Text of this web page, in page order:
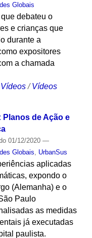
Globais
debateu o
e crianças que
durante a
expositores
a chamada
Vídeos /Vídeos
Planos de Ação e
01/12/2020 —
Globais, UrbanSus
aplicadas
expondo o
(Alemanha) e o
Paulo
as medidas
já executadas
paulista.